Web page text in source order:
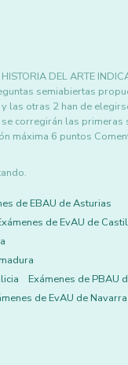
DEL ARTE
semiabiertas
las otras 2 han de
corregirán las primeras
máxima 6 puntos
de EBAU de Asturias
de EvAU de
Exámenes de PBAU
de EvAU de Navarra